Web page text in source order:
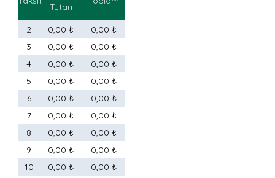
Tutarı
2 0,00 ₺
0,00 ₺
3
0,00 ₺
0,00 ₺
4
0,00 ₺
0,00 ₺
5
0,00 ₺
0,00 ₺
6
0,00 ₺
0,00 ₺
7
0,00 ₺
0,00 ₺
8
0,00 ₺
0,00 ₺
9
0,00 ₺
0,00 ₺
10
0,00 ₺
0,00 ₺